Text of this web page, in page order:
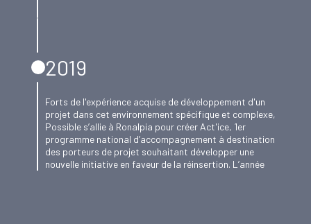
2019
Forts de l'expérience acquise de développement d'un
projet dans cet environnement spécifique et complexe,
Possible s’allie à Ronalpia pour créer Act'ice, 1er
programme national d’accompagnement à destination
des porteurs de projet souhaitant développer une
nouvelle initiative en faveur de la réinsertion. L’année